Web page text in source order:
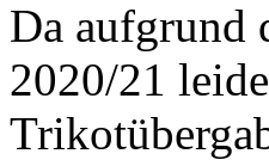
Da aufgrund
2020/21